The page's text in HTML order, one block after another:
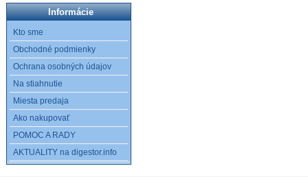
Informácie
Kto sme
Obchodné podmienky
Ochrana osobných údajov
Na stiahnutie
Miesta predaja
Ako nakupovať
POMOC A RADY
AKTUALITY na digestor.info